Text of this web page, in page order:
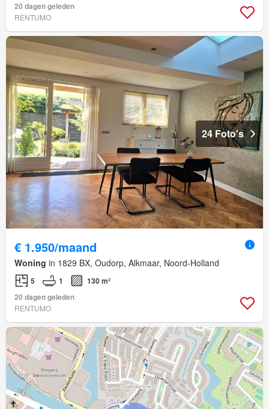
20 dagen geleden
RENTUMO
24 Foto's
€ 1.950/maand
Woning in 1829 BX, Oudorp, Alkmaar, Noord-Holland
5 1
130 m²
20 dagen geleden
RENTUMO